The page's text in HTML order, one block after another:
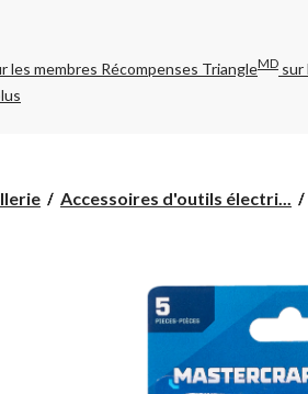
les membres Récompenses TriangleMD sur
Accessoires d'outils électri...